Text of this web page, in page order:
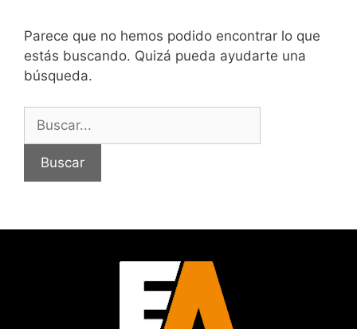
Parece que no hemos podido encontrar lo que
estás buscando. Quizá pueda ayudarte una
búsqueda.